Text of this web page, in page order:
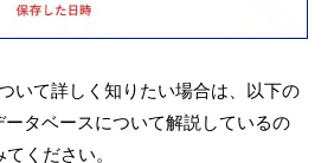
いて詳しく知りたい場合は、以下の
タベースについて解説しているの
ください。